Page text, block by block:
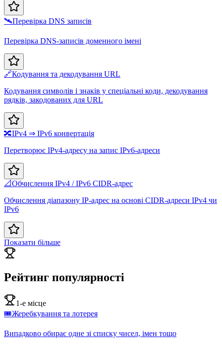
🛰️Перевірка DNS записів
Перевірка DNS-записів доменного імені
🔗Кодування та декодування URL
Кодування символів і знаків у спеціальні коди, декодування
рядків, закодованих для URL
🔀IPv4 ⇒ IPv6 конвертація
Перетворює IPv4-адресу на запис IPv6-адреси
📐Обчислення IPv4 / IPv6 CIDR-адрес
Обчислення діапазону IP-адрес на основі CIDR-адреси IPv4 чи
IPv6
Показати більше
Рейтинг популярності
1-е місце
🎟️Жеребкування та лотерея
Випадково обирає одне зі списку чисел, імен тощо